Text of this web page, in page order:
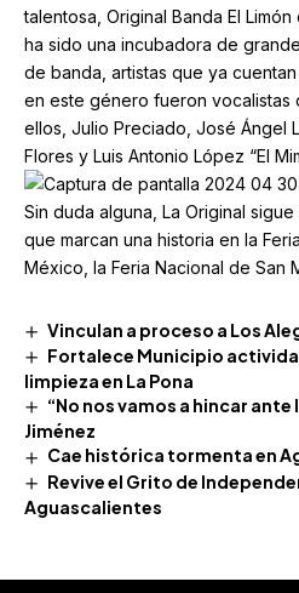
talentosa, Original Banda El
ha sido una incubadora de
de banda, artistas que ya
en este género fueron vocalistas
ellos, Julio Preciado, José Ángel
Flores y Luis Antonio López “El
Sin duda alguna, La Original
que marcan una historia en la
México, la Feria Nacional de San
Vinculan a proceso a Los
Fortalece Municipio
limpieza en La Pona
“No nos vamos a hincar
Jiménez
Cae histórica tormenta en
Revive el Grito de
Aguascalientes